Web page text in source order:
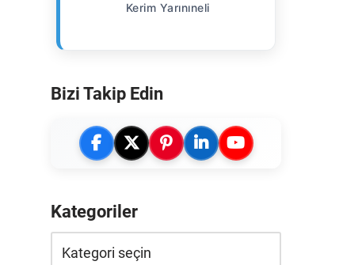
Kerim Yarınıneli
Bizi Takip Edin
Kategoriler